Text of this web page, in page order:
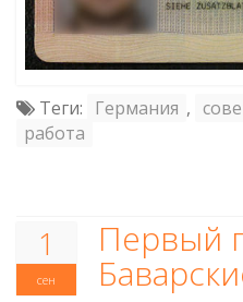
Теги: Германия ,
работа
1
сен
Первый